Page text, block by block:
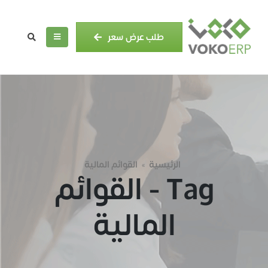
طلب عرض سعر
الرئيسية » القوائم المالية
Tag - القوائم
المالية